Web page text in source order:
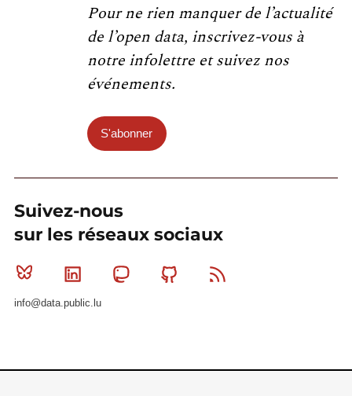
Pour ne rien manquer de l’actualité
de l’open data, inscrivez-vous à
notre infolettre et suivez nos
événements.
S'abonner
Suivez-nous
sur les réseaux sociaux
Bluesky Linkedin MastodonGithub
info@data.public.lu